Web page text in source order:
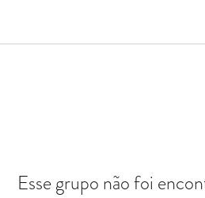
Esse grupo não foi